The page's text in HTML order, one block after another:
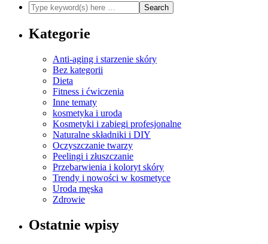
Kategorie
Anti-aging i starzenie skóry
Bez kategorii
Dieta
Fitness i ćwiczenia
Inne tematy
kosmetyka i uroda
Kosmetyki i zabiegi profesjonalne
Naturalne składniki i DIY
Oczyszczanie twarzy
Peelingi i złuszczanie
Przebarwienia i koloryt skóry
Trendy i nowości w kosmetyce
Uroda męska
Zdrowie
Ostatnie wpisy